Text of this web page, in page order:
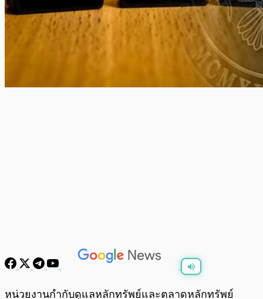
พร้อมเล่น 0:00 / 0:00
หน่วยงานกำกับดูแลหลักทรัพย์และตลาดหลักทรัพย์